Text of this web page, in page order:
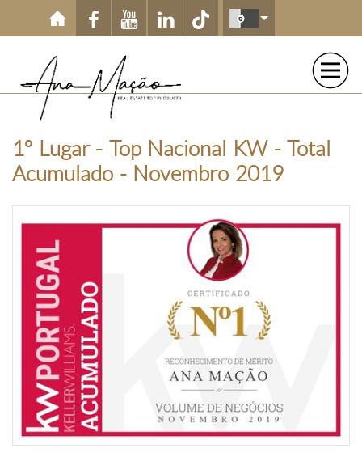
Passar para o conteúdo principal
1º Lugar - Top Nacional KW - Total
Acumulado - Novembro 2019